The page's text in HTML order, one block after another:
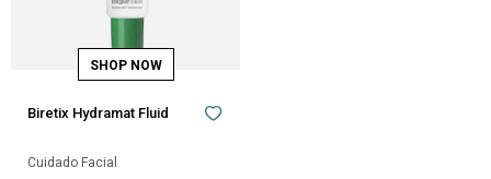
Biretix Hydramat Fluid
Cuidado Facial